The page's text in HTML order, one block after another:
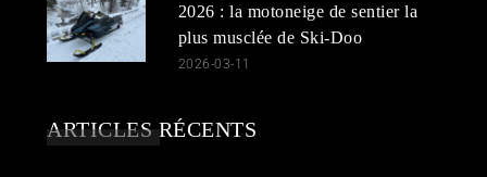
2026 : la motoneige de sentier la
plus musclée de Ski-Doo
2026-03-11
ARTICLES RÉCENTS